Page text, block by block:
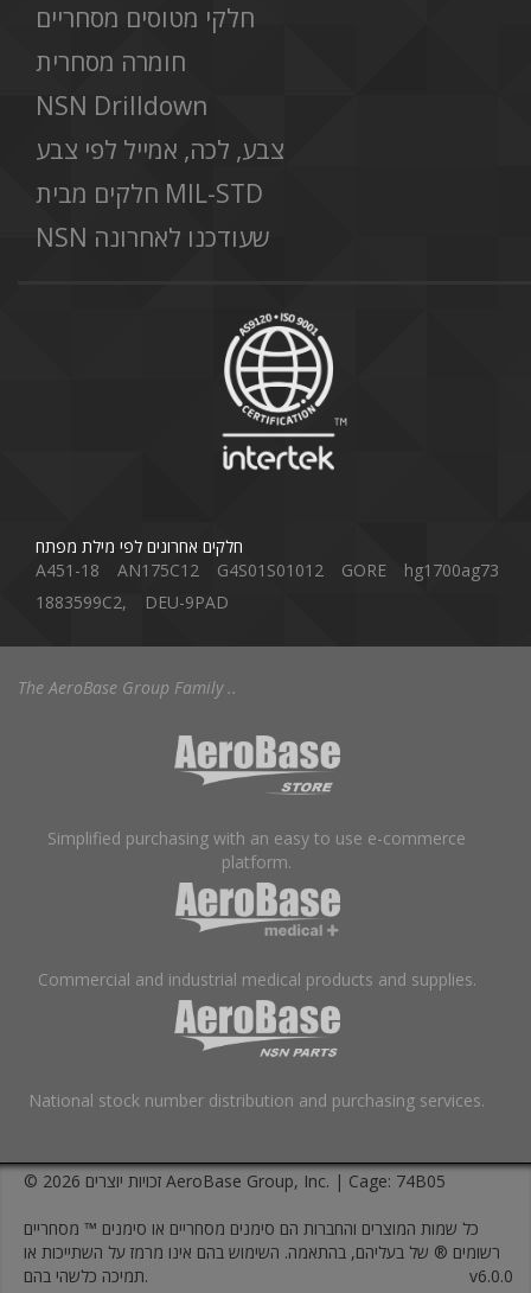
חלקי מטוסים מסחריים
חומרה מסחרית
NSN Drilldown
צבע, לכה, אמייל לפי צבע
חלקים מבית MIL-STD
NSN שעודכנו לאחרונה
חלקים אחרונים לפי מילת מפתח
A451-18
AN175C12 G4S01S01012 GORE
hg1700ag73
1883599C2,
DEU-9PAD
The AeroBase Group Family ..
Simplified purchasing with an easy to use e-commerce
platform.
Commercial and industrial medical products and supplies.
National stock number distribution and purchasing services.
© זכויות יוצרים 2026 AeroBase Group, Inc. | Cage: 74B05
כל שמות המוצרים והחברות הם סימנים מסחריים או סימנים ™ מסחריים
רשומים ® של בעליהם, בהתאמה. השימוש בהם אינו מרמז על השתייכות או
תמיכה כלשהי בהם.
v6.0.0